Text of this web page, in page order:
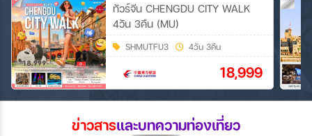
ทัวร์จีน CHENGDU CITY WALK
4วัน 3คืน (MU)
SHMUTFU3 4วัน 3คืน
18,999
ข่าวสารและบทความท่องเที่ยว